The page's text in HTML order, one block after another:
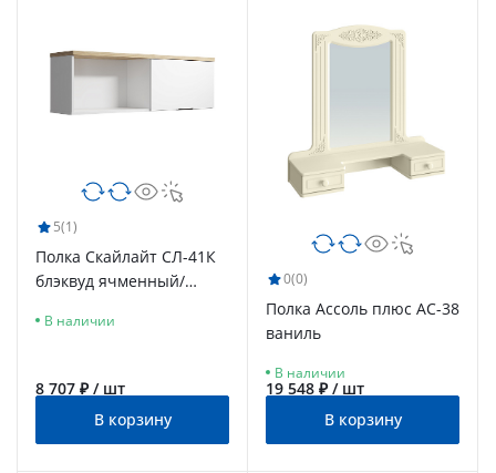
5(1)
Полка Скайлайт СЛ-41К
блэквуд ячменный/
В наличии
8 707 ₽ / шт
В корзину
0(0)
Полка Ассоль плюс АС-38
ваниль
В наличии
19 548 ₽ / шт
В корзину